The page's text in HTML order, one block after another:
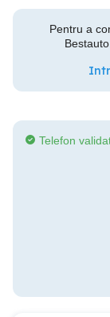
Pentru a
Telefon